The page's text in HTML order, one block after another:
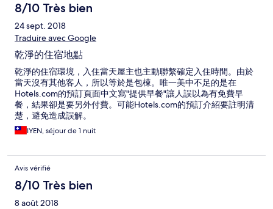
halte oder parkverbot gibt. wenn denn auf der straße platz ist -
entsprechend der lage reisen viele gäste per PKW an. es macht
keinen spass auf engem raum zu rangieren, sich irgendwo
reinzuquetschen
8/10 Très bien
24 sept. 2018
Traduire avec Google
乾淨的住宿地點
乾淨的住宿環境，入住當天屋主也主動聯繫確定入住時間。由於
當天沒有其他客人，所以等於是包棟。唯一美中不足的是在
Hotels.com的預訂頁面中文寫"提供早餐"讓人誤以為有免費早
餐，結果卻是要另外付費。可能Hotels.com的預訂介紹要註明清
楚，避免造成誤解。
IYEN, séjour de 1 nuit
Avis vérifié
8/10 Très bien
8 août 2018